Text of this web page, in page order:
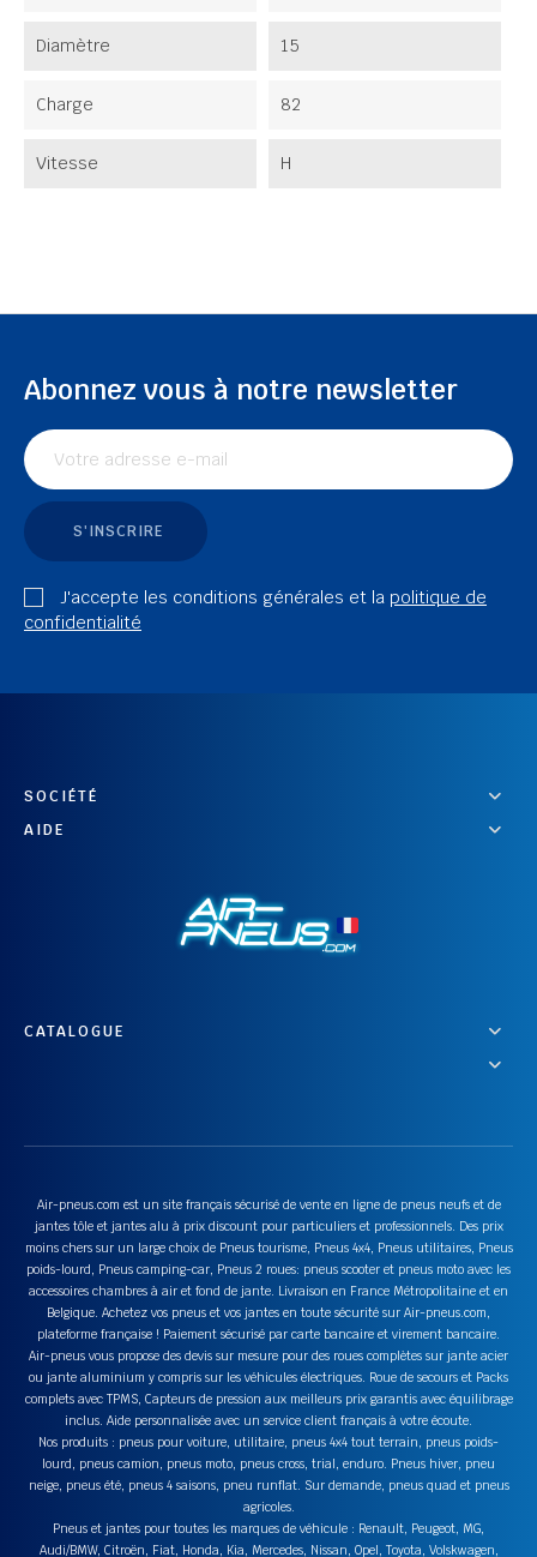
Diamètre 15
Charge 82
Vitesse H
Abonnez vous à notre newsletter
S'INSCRIRE
J'accepte les conditions générales et la politique de
confidentialité
SOCIÉTÉ
AIDE
CATALOGUE
Air-pneus.com est un site français sécurisé de vente en ligne de pneus neufs et de
jantes tôle et jantes alu à prix discount pour particuliers et professionnels. Des prix
moins chers sur un large choix de Pneus tourisme, Pneus 4x4, Pneus utilitaires, Pneus
poids-lourd, Pneus camping-car, Pneus 2 roues: pneus scooter et pneus moto avec les
accessoires chambres à air et fond de jante. Livraison en France Métropolitaine et en
Belgique. Achetez vos pneus et vos jantes en toute sécurité sur Air-pneus.com,
plateforme française ! Paiement sécurisé par carte bancaire et virement bancaire.
Air-pneus vous propose des devis sur mesure pour des roues complètes sur jante acier
ou jante aluminium y compris sur les véhicules électriques. Roue de secours et Packs
complets avec TPMS, Capteurs de pression aux meilleurs prix garantis avec équilibrage
inclus. Aide personnalisée avec un service client français à votre écoute.
Nos produits : pneus pour voiture, utilitaire, pneus 4x4 tout terrain, pneus poids-
lourd, pneus camion, pneus moto, pneus cross, trial, enduro. Pneus hiver, pneu
neige, pneus été, pneus 4 saisons, pneu runflat. Sur demande, pneus quad et pneus
agricoles.
Pneus et jantes pour toutes les marques de véhicule : Renault, Peugeot, MG,
Audi/BMW, Citroën, Fiat, Honda, Kia, Mercedes, Nissan, Opel, Toyota, Volskwagen,